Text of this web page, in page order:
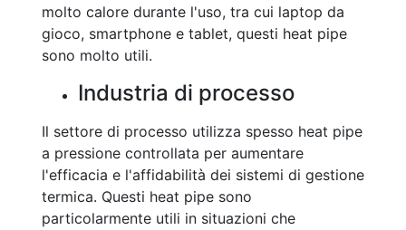
molto calore durante l'uso, tra cui laptop da
gioco, smartphone e tablet, questi heat pipe
sono molto utili.
Industria di processo
Il settore di processo utilizza spesso heat pipe
a pressione controllata per aumentare
l'efficacia e l'affidabilità dei sistemi di gestione
termica. Questi heat pipe sono
particolarmente utili in situazioni che